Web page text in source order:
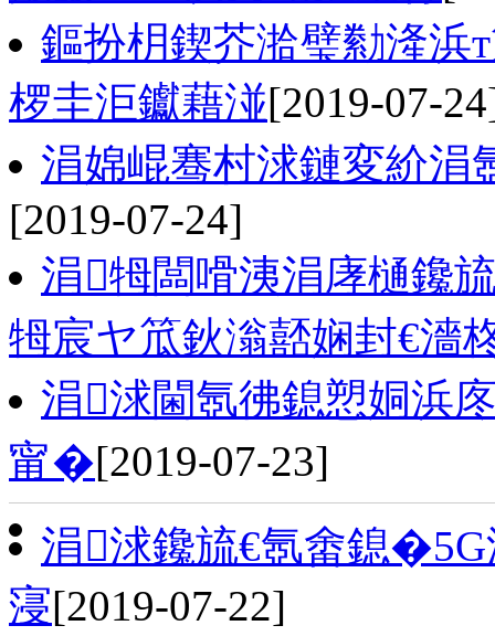
鏂扮枂鍥芥湁璧勬湰浜
椤圭洰钀藉湴[2019-07-
涓婂崐骞村浗鏈変紒
[2019-07-24]
涓牳闆嗗洟涓庨樋鑱
牳宸ヤ笟鈥滃嚭娴封€濇
涓浗閫氬彿鎴愬姛浜
甯�[2019-07-23]
涓浗鑱旈€氬畬鎴
寖[2019-07-22]